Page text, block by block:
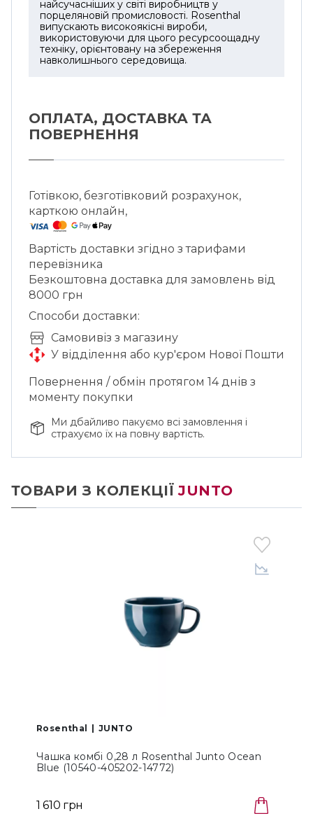
найсучасніших у світі виробництв у
порцеляновій промисловості. Rosenthal
випускають високоякісні вироби,
використовуючи для цього ресурсоощадну
техніку, орієнтовану на збереження
навколишнього середовища.
ОПЛАТА, ДОСТАВКА ТА
ПОВЕРНЕННЯ
Готівкою, безготівковий розрахунок,
карткою онлайн,
Вартість доставки згідно з тарифами
перевізника
Безкоштовна доставка для замовлень від
8000 грн
Способи доставки:
Cамовивіз з магазину
У відділення або кур'єром Нової Пошти
Повернення / обмін протягом 14 днів з
моменту покупки
Ми дбайливо пакуємо всі замовлення і
страхуємо їх на повну вартість.
ТОВАРИ З КОЛЕКЦІЇJUNTO
Rosenthal JUNTO
Чашка комбі 0,28 л Rosenthal Junto Ocean
Blue (10540-405202-14772)
1 610 грн